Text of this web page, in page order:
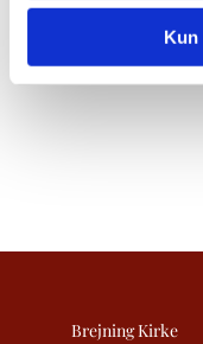
Kun
Brejning Kirke